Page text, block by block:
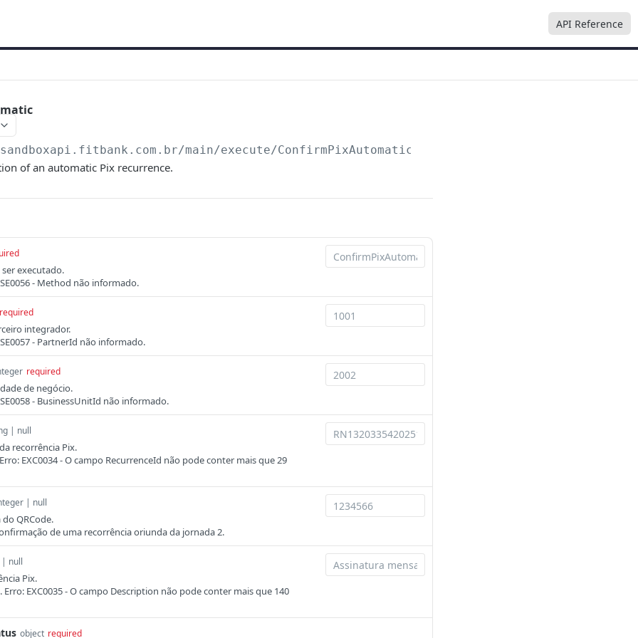
API Reference
main/execute/ConfirmPixAutomatic
of an automatic Pix recurrence.
executado.
- Method não informado.
required
integrador.
- PartnerId não informado.
required
de negócio.
- BusinessUnitId não informado.
| null
recorrência Pix.
EXC0034 - O campo RecurrenceId não pode conter mais que 29
| null
QRCode.
de uma recorrência oriunda da jornada 2.
| null
Pix.
Erro: EXC0035 - O campo Description não pode conter mais que 140
object required